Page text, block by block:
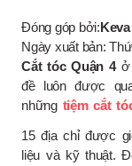
Đóng góp bởi:
Ngày xuất bản:
Cắt tóc Quận 4 ở
đề luôn được
những tiệm cắt
15 địa chỉ được
liệu và kỹ thuật.